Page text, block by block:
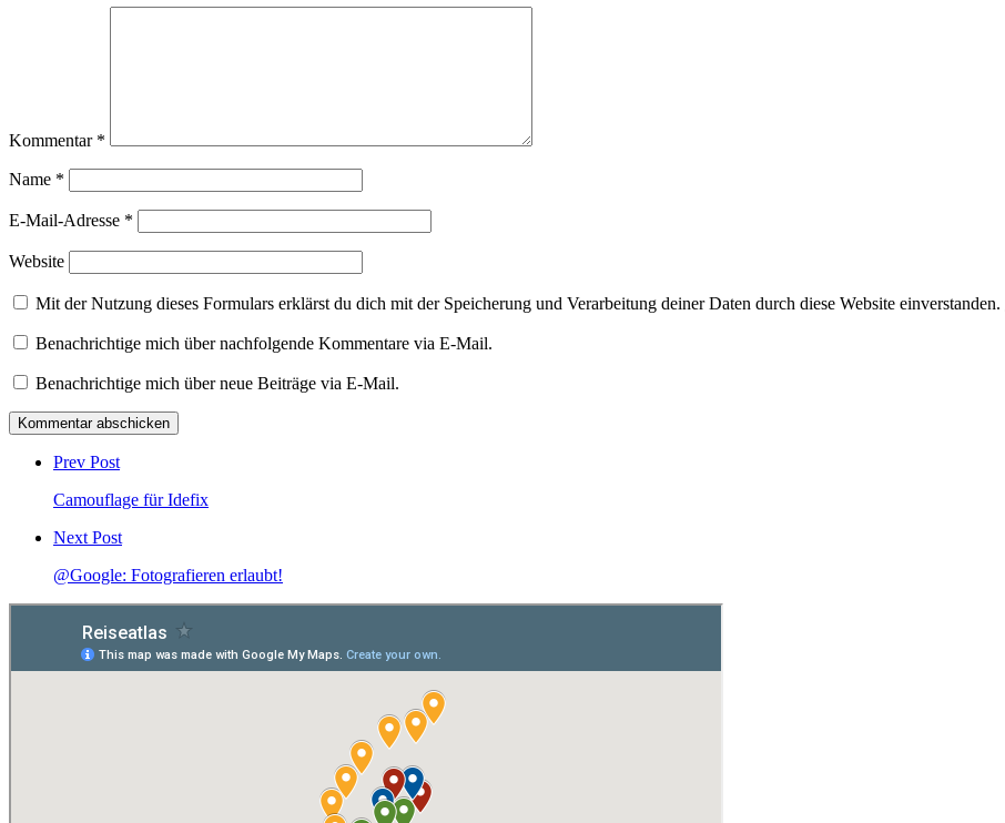
Kommentar *
Name *
E-Mail-Adresse *
Website
Mit der Nutzung dieses Formulars erklärst du dich mit der Speicherung und Verarbeitung deiner Daten durch diese Website einverstanden.
Benachrichtige mich über nachfolgende Kommentare via E-Mail.
Benachrichtige mich über neue Beiträge via E-Mail.
Post
comment
Prev Post
Camouflage für Idefix
Next Post
@Google: Fotografieren erlaubt!